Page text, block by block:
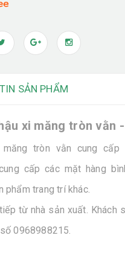
SẢN PHẨM
xi măng tròn vằn
măng tròn vằn cung
cấp các mặt hàng
phẩm trang trí khác.
từ nhà sản xuất. Khách
0968988215.